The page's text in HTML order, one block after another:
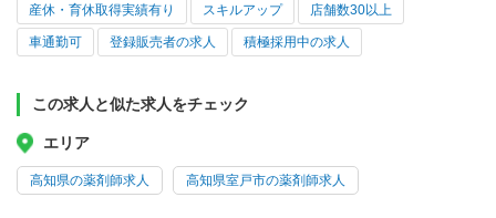
産休・育休取得実績有り スキルアップ 店舗数30以上
車通勤可 登録販売者の求人 積極採用中の求人
この求人と似た求人をチェック
エリア
高知県の薬剤師求人 高知県室戸市の薬剤師求人